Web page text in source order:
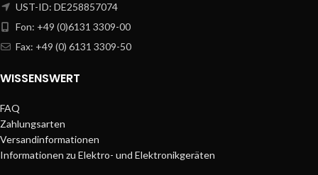
UST-ID: DE258857074
Fon: +49 (0)6131 3309-00
Fax: +49 (0) 6131 3309-50
WISSENSWERT
FAQ
Zahlungsarten
Versandinformationen
Informationen zu Elektro- und Elektronikgeräten